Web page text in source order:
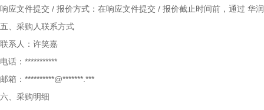
响应文件提交 / 报价方式：在响应文件提交 / 报价截止时间前，通过 华
五、采购人联系方式
联系人：许笑嘉
电话：***********
邮箱：**********@*******.***
六、采购明细